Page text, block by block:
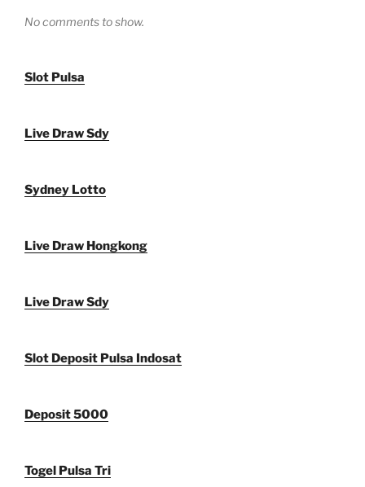
No comments to show.
Slot Pulsa
Live Draw Sdy
Sydney Lotto
Live Draw Hongkong
Live Draw Sdy
Slot Deposit Pulsa Indosat
Deposit 5000
Togel Pulsa Tri